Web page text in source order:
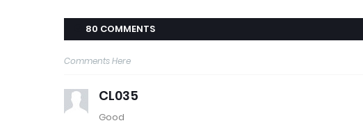
80 COMMENTS
Comments Here
CL035
Good